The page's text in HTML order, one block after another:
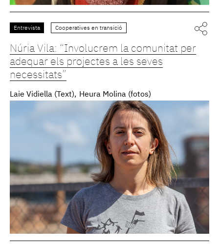
Entrevista Cooperatives en transició
Núria Vila: “Involucrem la comunitat per
adequar els projectes a les seves
necessitats”
Laie Vidiella (Text) Heura Molina (fotos)